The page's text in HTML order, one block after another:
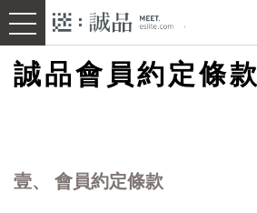
誠品會員約定條款
壹、 會員約定條款